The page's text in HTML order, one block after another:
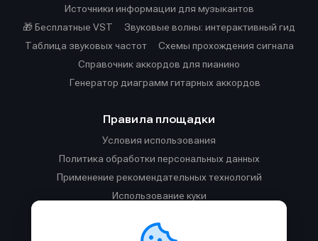
Источники информации для музыкантов
🎁 Бесплатные VST
Звуковые волны: интерактивный гид
Таблица звуковых частот
Cхемы прохождения сигнала
Справочник аккордов для пианино
Генератор диаграмм гитарных аккордов
Правила площадки
Условия использования
Политика обработки персональных данных
Применение рекомендательных технологий
Использование куки
Правила общения в Телеграм-чате